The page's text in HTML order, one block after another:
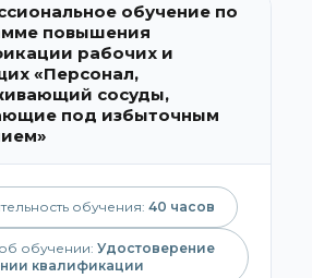
обучение по
повышения
рабочих и
«Персонал,
сосуды,
под избыточным
обучения: 40 часов
обучении: Удостоверение
квалификации